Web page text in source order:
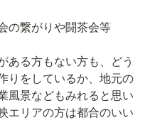
の繋がりや闘茶会等
ある方もない方も、どう
りをしているか、地元の
風景などもみれると思い
エリアの方は都合のいい